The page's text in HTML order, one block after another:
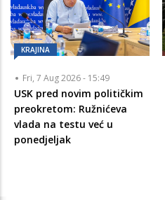
KRAJINA
Fri, 7 Aug 2026 - 15:49
USK pred novim političkim
preokretom: Ružnićeva
vlada na testu već u
ponedjeljak